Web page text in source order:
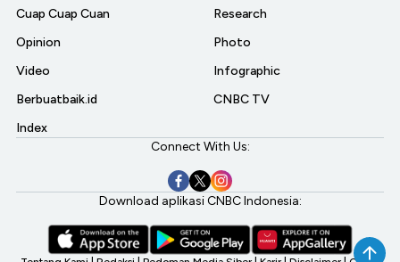
Cuap Cuap Cuan
Opinion
Video
Berbuatbaik.id
Index
Research
Photo
Infographic
CNBC TV
Connect With Us:
Download aplikasi CNBC Indonesia: